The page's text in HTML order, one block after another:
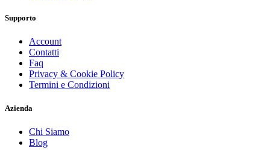
Supporto
Account
Contatti
Faq
Privacy & Cookie Policy
Termini e Condizioni
Azienda
Chi Siamo
Blog